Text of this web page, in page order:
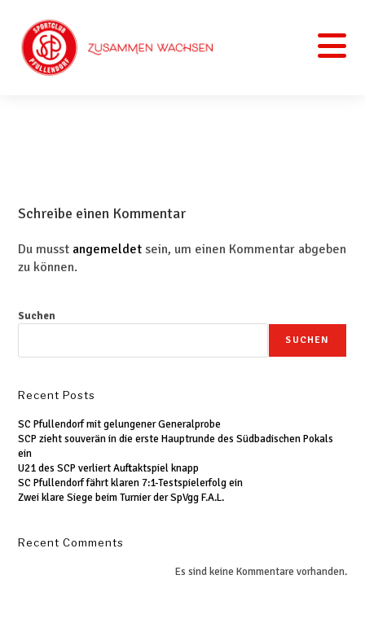
Schreibe einen Kommentar
Du musst angemeldet sein, um einen Kommentar abgeben
zu können.
Suchen
SUCHEN
Recent Posts
SC Pfullendorf mit gelungener Generalprobe
SCP zieht souverän in die erste Hauptrunde des Südbadischen Pokals
ein
U21 des SCP verliert Auftaktspiel knapp
SC Pfullendorf fährt klaren 7:1-Testspielerfolg ein
Zwei klare Siege beim Turnier der SpVgg F.A.L.
Recent Comments
Es sind keine Kommentare vorhanden.